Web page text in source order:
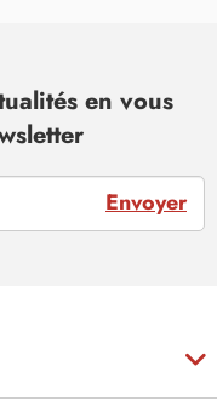
en vous
Envoyer